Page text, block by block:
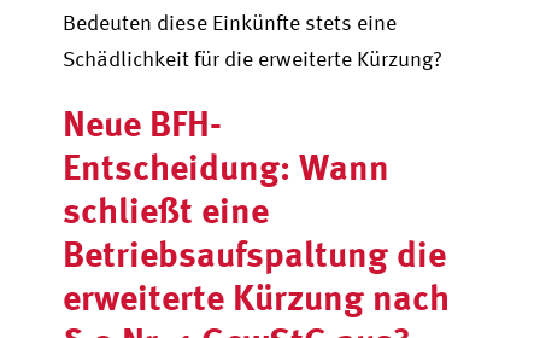
Bedeuten diese Einkünfte stets eine
Schädlichkeit für die erweiterte Kürzung?
Neue BFH-
Entscheidung: Wann
schließt eine
Betriebsaufspaltung die
erweiterte Kürzung nach